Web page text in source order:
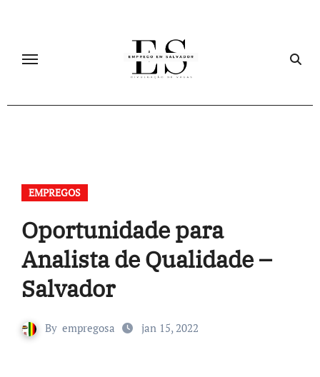
EMPREGOS
Oportunidade para
Analista de Qualidade –
Salvador
By empregosa jan 15, 2022